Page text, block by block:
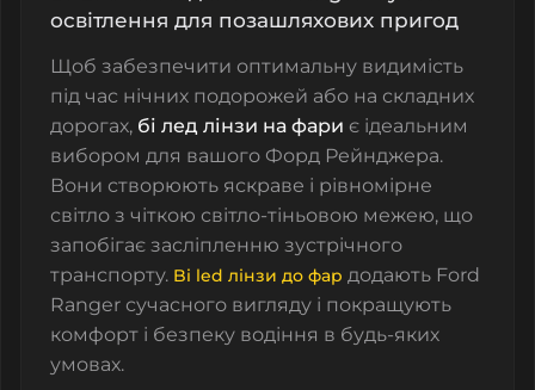
освітлення для позашляхових пригод
Щоб забезпечити оптимальну видимість
під час нічних подорожей або на складних
дорогах, бі лед лінзи на фари є ідеальним
вибором для вашого Форд Рейнджера.
Вони створюють яскраве і рівномірне
світло з чіткою світло-тіньовою межею, що
запобігає засліпленню зустрічного
транспорту. Bi led лінзи до фар додають Ford
Ranger сучасного вигляду і покращують
комфорт і безпеку водіння в будь-яких
умовах.